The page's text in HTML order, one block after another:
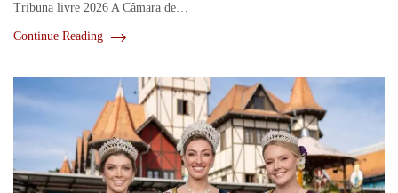
Tribuna livre 2026 A Câmara de…
Continue Reading